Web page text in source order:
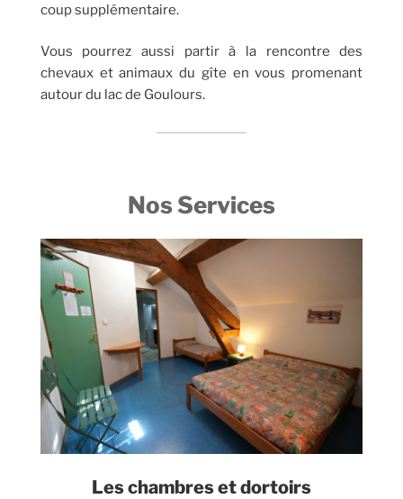
coup supplémentaire.
Vous pourrez aussi partir à la rencontre des
chevaux et animaux du gîte en vous promenant
autour du lac de Goulours.
Nos Services
Les chambres et dortoirs